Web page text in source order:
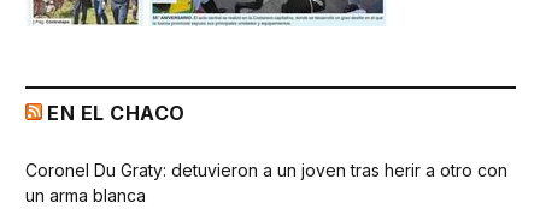
EN EL CHACO
Coronel Du Graty: detuvieron a un joven tras herir a otro con
un arma blanca